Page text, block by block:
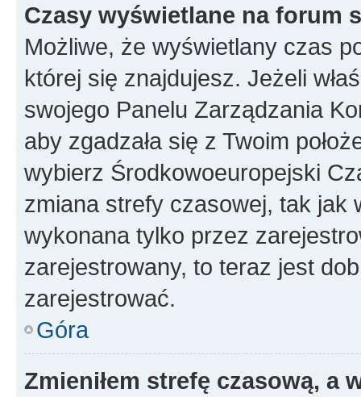
Czasy wyświetlane na forum
Możliwe, że wyświetlany czas
której się znajdujesz. Jeżeli
swojego Panelu Zarządzania
aby zgadzała się z Twoim
wybierz Środkowoeuropejski
zmiana strefy czasowej, tak jak
wykonana tylko przez
zarejestrowany, to teraz jest
zarejestrować.
Góra
Zmieniłem strefę czasową, a